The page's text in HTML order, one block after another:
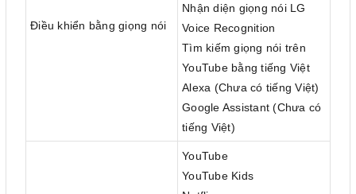
Điều khiển bằng giọng nói
Nhận diện giọng nói LG
Voice Recognition
Tìm kiếm giọng nói trên
YouTube bằng tiếng Việt
Alexa (Chưa có tiếng Việt)
Google Assistant (Chưa có
tiếng Việt)
YouTube
YouTube Kids